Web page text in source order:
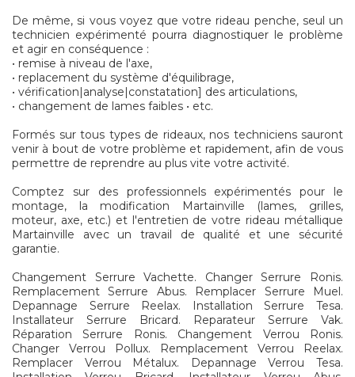
De même, si vous voyez que votre rideau penche, seul un
technicien expérimenté pourra diagnostiquer le problème
et agir en conséquence :
• remise à niveau de l'axe,
• replacement du système d'équilibrage,
• vérification|analyse|constatation] des articulations,
• changement de lames faibles • etc.
Formés sur tous types de rideaux, nos techniciens sauront
venir à bout de votre problème et rapidement, afin de vous
permettre de reprendre au plus vite votre activité.
Comptez sur des professionnels expérimentés pour le
montage, la modification Martainville (lames, grilles,
moteur, axe, etc.) et l'entretien de votre rideau métallique
Martainville avec un travail de qualité et une sécurité
garantie.
Changement Serrure Vachette. Changer Serrure Ronis.
Remplacement Serrure Abus. Remplacer Serrure Muel.
Depannage Serrure Reelax. Installation Serrure Tesa.
Installateur Serrure Bricard. Reparateur Serrure Vak.
Réparation Serrure Ronis. Changement Verrou Ronis.
Changer Verrou Pollux. Remplacement Verrou Reelax.
Remplacer Verrou Métalux. Depannage Verrou Tesa.